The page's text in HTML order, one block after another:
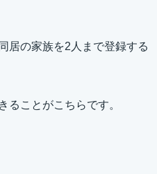
居の家族を2人まで登録する
ることがこちらです。